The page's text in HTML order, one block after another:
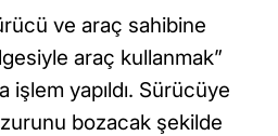
ve araç sahibine
araç kullanmak”
işlem yapıldı. Sürücüye
bozacak şekilde